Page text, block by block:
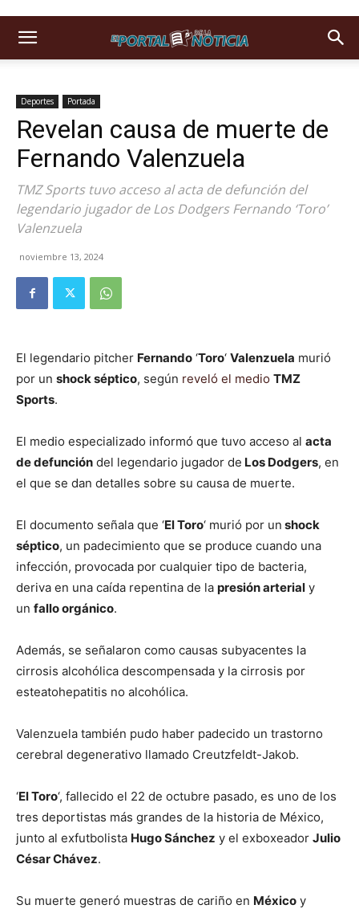
Deportes Portada
Revelan causa de muerte de
Fernando Valenzuela
TMZ Sports tuvo acceso al acta de defunción del
legendario jugador de Los Dodgers Fernando ‘Toro’
Valenzuela
noviembre 13, 2024
El legendario pitcher Fernando ‘Toro‘ Valenzuela murió
por un shock séptico, según reveló el medio TMZ
Sports.
El medio especializado informó que tuvo acceso al acta
de defunción del legendario jugador de Los Dodgers, en
el que se dan detalles sobre su causa de muerte.
El documento señala que ‘El Toro‘ murió por un shock
séptico, un padecimiento que se produce cuando una
infección, provocada por cualquier tipo de bacteria,
deriva en una caída repentina de la presión arterial y
un fallo orgánico.
Además, se señalaron como causas subyacentes la
cirrosis alcohólica descompensada y la cirrosis por
esteatohepatitis no alcohólica.
Valenzuela también pudo haber padecido un trastorno
cerebral degenerativo llamado Creutzfeldt-Jakob.
‘El Toro‘, fallecido el 22 de octubre pasado, es uno de los
tres deportistas más grandes de la historia de México,
junto al exfutbolista Hugo Sánchez y el exboxeador Julio
César Chávez.
Su muerte generó muestras de cariño en México y